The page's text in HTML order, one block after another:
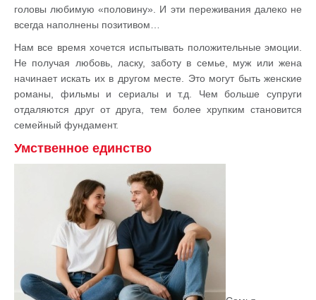
головы любимую «половину». И эти переживания далеко не
всегда наполнены позитивом…
Нам все время хочется испытывать положительные эмоции.
Не получая любовь, ласку, заботу в семье, муж или жена
начинает искать их в другом месте. Это могут быть женские
романы, фильмы и сериалы и т.д. Чем больше супруги
отдаляются друг от друга, тем более хрупким становится
семейный фундамент.
Умственное единство